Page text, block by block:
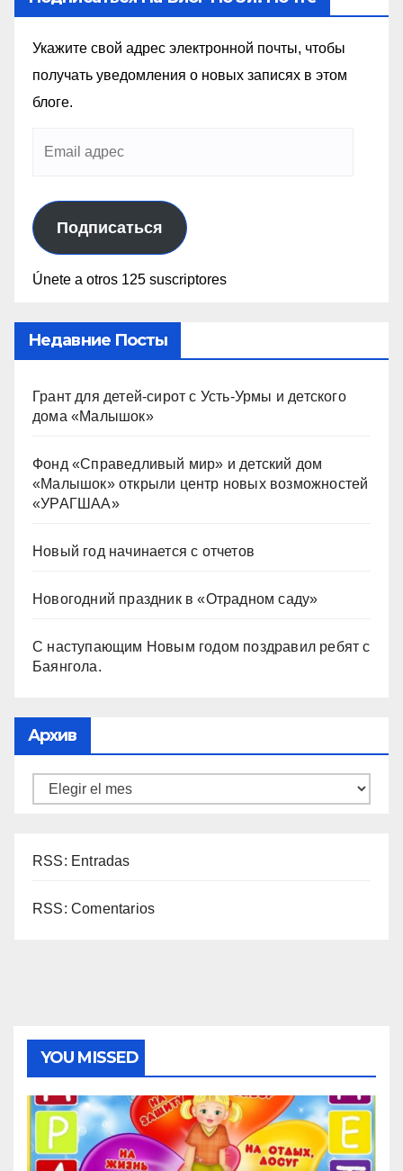
Укажите свой адрес электронной почты, чтобы
получать уведомления о новых записях в этом
блоге.
Подписаться
Únete a otros 125 suscriptores
Недавние Посты
Грант для детей-сирот с Усть-Урмы и детского
дома «Малышок»
Фонд «Справедливый мир» и детский дом
«Малышок» открыли центр новых возможностей
«УРАГШАА»
Новый год начинается с отчетов
Новогодний праздник в «Отрадном саду»
С наступающим Новым годом поздравил ребят с
Баянгола.
Архив
RSS: Entradas
RSS: Comentarios
YOU MISSED